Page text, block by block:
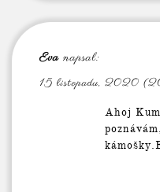
Eva napsal:
15 listopadu, 2020
Ahoj